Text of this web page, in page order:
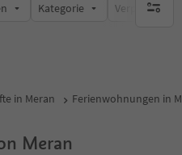
Kategorie keine
in Meran Ferienwohnungen in
Meran